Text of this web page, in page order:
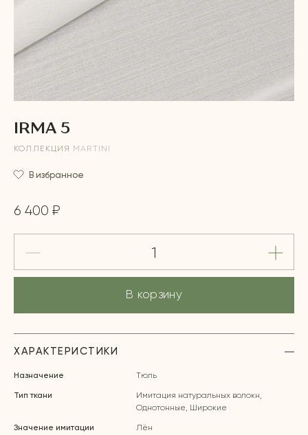
IRMA 5
КОЛЛЕКЦИЯ MARTINI
В избранное
6 400 ₽
В корзину
ХАРАКТЕРИСТИКИ
Назначение Тюль
Тип ткани
Имитация натуральных волокн,
Однотонные, Широкие
Значение имитации Лён